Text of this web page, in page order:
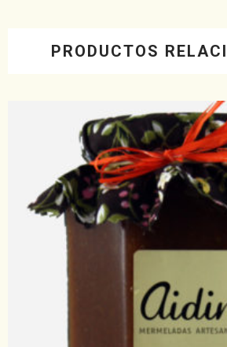
PRODUCTOS